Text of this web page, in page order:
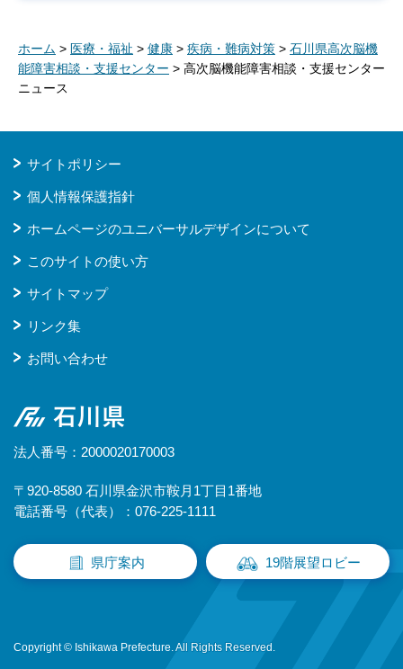
ホーム > 医療・福祉 > 健康 > 疾病・難病対策 > 石川県高次脳機
能障害相談・支援センター > 高次脳機能障害相談・支援センター
ニュース
サイトポリシー
個人情報保護指針
ホームページのユニバーサルデザインについて
このサイトの使い方
サイトマップ
リンク集
お問い合わせ
石川県
法人番号：2000020170003
〒920-8580 石川県金沢市鞍月1丁目1番地
電話番号（代表）：076-225-1111
県庁案内 19階展望ロビー
Copyright © Ishikawa Prefecture. All Rights Reserved.